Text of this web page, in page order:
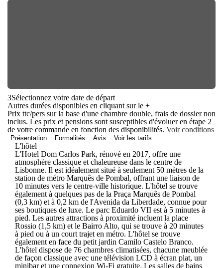
3Sélectionnez votre date de départ
Autres durées disponibles en cliquant sur le +
Prix ttc/pers sur la base d'une chambre double, frais de dossier non
inclus. Les prix et pensions sont susceptibles d'évoluer en étape 2
de votre commande en fonction des disponibilités. Voir conditions
Présentation Formalités Avis Voir les tarifs
L'hôtel
L'Hotel Dom Carlos Park, rénové en 2017, offre une
atmosphère classique et chaleureuse dans le centre de
Lisbonne. Il est idéalement situé à seulement 50 mètres de la
station de métro Marquês de Pombal, offrant une liaison de
10 minutes vers le centre-ville historique. L'hôtel se trouve
également à quelques pas de la Praça Marquês de Pombal
(0,3 km) et à 0,2 km de l'Avenida da Liberdade, connue pour
ses boutiques de luxe. Le parc Eduardo VII est à 5 minutes à
pied. Les autres attractions à proximité incluent la place
Rossio (1,5 km) et le Bairro Alto, qui se trouve à 20 minutes
à pied ou à un court trajet en métro. L'hôtel se trouve
également en face du petit jardin Camilo Castelo Branco.
L'hôtel dispose de 76 chambres climatisées, chacune meublée
de façon classique avec une télévision LCD à écran plat, un
minibar et une connexion Wi-Fi gratuite. Les salles de bains